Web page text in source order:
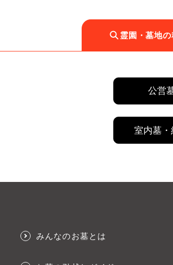
霊園・墓地
公営
室内墓・
みんなのお墓とは